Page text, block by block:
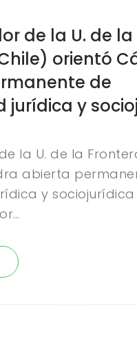
de la U. de la
orientó
de
jurídica y
la U. de la
abierta
y sociojurídica